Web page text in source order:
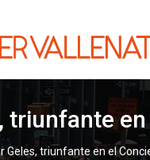
triunfante
Geles, triunfante en el